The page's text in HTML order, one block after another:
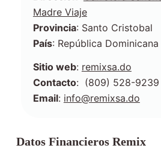
Madre Viaje
Provincia: Santo Cristobal
País: República Dominicana
Sitio web: remixsa.do
Contacto: (809) 528-9239
Email: info@remixsa.do
Datos FinancierosRemix